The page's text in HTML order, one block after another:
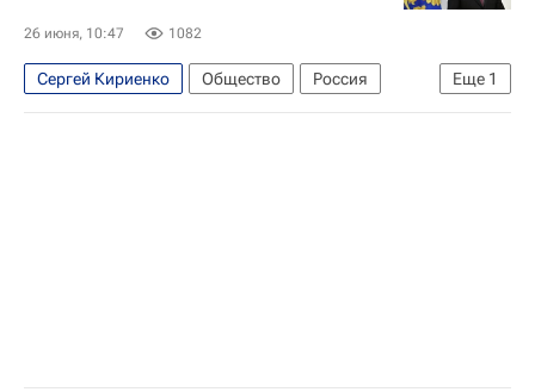
26 июня, 10:47 1082
Еще 1
Сергей Кириенко Общество
Россия
Владимир Путин